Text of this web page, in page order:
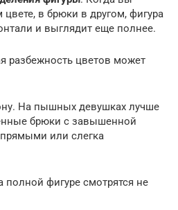
в брюки в другом, фигура
и выглядит еще полнее.
разбежность цветов может
На пышных девушках лучше
брюки с завышенной
или слегка
фигуре смотрятся не